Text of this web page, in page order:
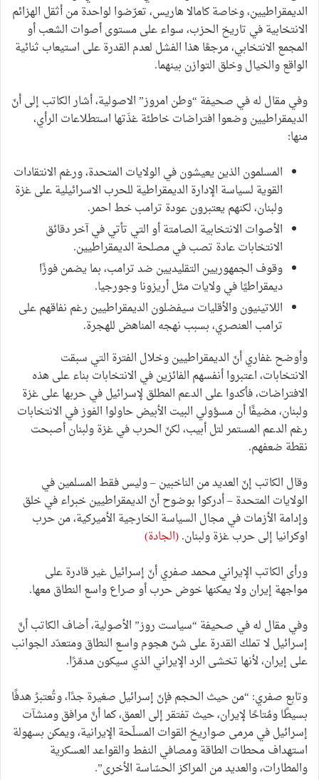
الديمقراطيين، وخاصة كامالا هاريس، تعرّضوا لواحدة من أثقل الهزائم
الانتخابية في تاريخ الحزب، سواء على مستوى أصوات الشعب أو
المجمع الانتخابي، مرجعًا هذا الفشل لعدم القدرة على استيعاب ثنائية
الواقع والخيال وخلق التوازن بينهما.
وفي مقال له في صحيفة “وطن امروز” الاصولية، أشار الكاتب إلى أنّ
الديمقراطيين وضعوا افتراضات خاطئة غذَتها استطلاعات الرأي،
منها:
المسلمون الذين يعيشون في الولايات المتحدة، ورغم الانتقادات
القوية لسياسة الإدارة الديمقراطية للحرب الاسرائيلية على غزة
ولبنان، لكنهم يعتبرون عودة ترامب خط احمر.
الأصوات الانتخابية الصامتة أو التي تأتي في آخر دقائق
الانتخابات عادة تصب في مصلحة الديمقراطيين.
وقوف الجمهوريين التقليديين ضد ترامب، بما يضمن فوزًا
ديمقراطيًا في ولايات مثل أريزونا وجورجيا.
اللاتينيون والأقليات سيفضلون الديمقراطيين رغم نفاقهم على
ترامب العنصري، بسبب نهجه المناهض للهجرة.
وأوضح غفاري أنّ الديمقراطيين وخلال الفترة التي سبقت
الانتخابات، اعتبروا أنفسهم الفائزين في الانتخابات بناء على هذه
الافتراضات، فأكدوا على الدعم المطلق لإسرائيل في حربها على غزة
ولبنان، مضيفًا أن مسؤولي البيت الأبيض حاولوا الفوز في الانتخابات
رغم الدعم المستمر لتل أبيب، لكنّ الحرب في غزة ولبنان أصبحت
نقطة ضعفهم.
وقال الكاتب إنّ العديد من الناخبين – وليس فقط المسلمين في
الولايات المتحدة – أدركوا بوضوح أنّ الديمقراطيين خبراء في خلق
وإدامة الأزمات في مجال السياسة الخارجية الأميركية، من حرب
اوكرانيا إلى حرب غزة ولبنان.(الجادة)
ورأى الكاتب الإيراني محمد صفري أنّ إسرائيل غير قادرة على
مواجهة إيران ولا يمكنها خوض حرب أو صراع واسع النطاق معها.
وفي مقال له في صحيفة “سياست روز” الأصولية، أضاف الكاتب أنَّ
إسرائيل لا تملك القدرة على شنّ هجوم واسع النطاق ومتعدّد الجوانب
على إيران، لأنها تخشى الرد الإيراني الذي سيكون مدمّرًا.
وتابع صفري: “من حيث الحجم فإنّ إسرائيل صغيرة جدًا، وتُعتبرُ هدفًا
بسيطًا ومُتاحًا لإيران، حيث تفتقر إلى العمق، كما أنَّ مرافق ومنشآت
إسرائيل في مرمى صواريخ القوات المسلّحة الإيرانية، ويمكن بسهولة
استهداف محطات الطاقة ومصافي النفط والقواعد العسكرية
والمطارات، والعديد من المراكز الحسّاسة الأخرى”.